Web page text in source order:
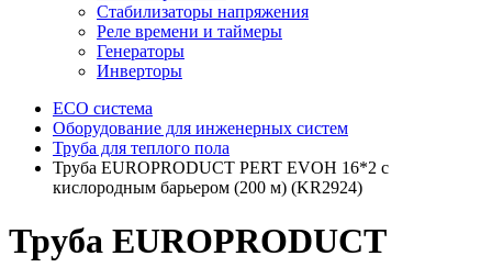
Стабилизаторы напряжения
Реле времени и таймеры
Генераторы
Инверторы
ECO система
Оборудование для инженерных систем
Труба для теплого пола
Труба EUROPRODUCT PERT EVOH 16*2 с
кислородным барьером (200 м) (KR2924)
Труба EUROPRODUCT